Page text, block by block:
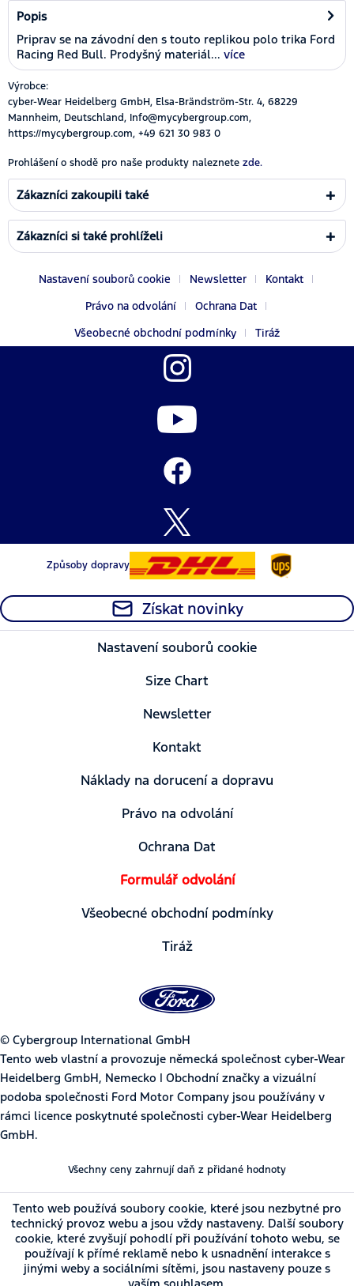
Popis
Priprav se na závodní den s touto replikou polo trika Ford
Racing Red Bull. Prodyšný materiál... více
Výrobce:
cyber-Wear Heidelberg GmbH, Elsa-Brändström-Str. 4, 68229
Mannheim, Deutschland, Info@mycybergroup.com,
https://mycybergroup.com, +49 621 30 983 0
Prohlášení o shodě pro naše produkty naleznete zde.
Zákazníci zakoupili také
Zákazníci si také prohlíželi
Nastavení souborů cookie Newsletter
Kontakt
Právo na odvolání
Ochrana Dat
Všeobecné obchodní podmínky
Tiráž
Způsoby dopravy
Získat novinky
Nastavení souborů cookie
Size Chart
Newsletter
Kontakt
Náklady na dorucení a dopravu
Právo na odvolání
Ochrana Dat
Formulář odvolání
Všeobecné obchodní podmínky
Tiráž
© Cybergroup International GmbH
Tento web vlastní a provozuje německá společnost cyber-Wear
Heidelberg GmbH, Nemecko | Obchodní značky a vizuální
podoba společnosti Ford Motor Company jsou používány v
rámci licence poskytnuté společnosti cyber-Wear Heidelberg
GmbH.
Všechny ceny zahrnují daň z přidané hodnoty
Tento web používá soubory cookie, které jsou nezbytné pro
technický provoz webu a jsou vždy nastaveny. Další soubory
cookie, které zvyšují pohodlí při používání tohoto webu, se
používají k přímé reklamě nebo k usnadnění interakce s
jinými weby a sociálními sítěmi, jsou nastaveny pouze s